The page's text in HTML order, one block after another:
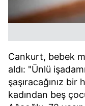
Cankurt, bebek
aldı: "Ünlü
şaşıracağınız
kadından beş